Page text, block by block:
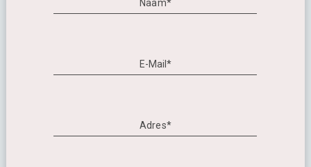
Naam*
E-Mail*
Adres*